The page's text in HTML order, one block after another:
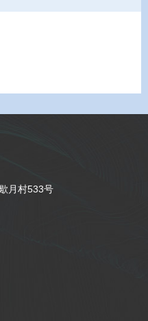
月村533号